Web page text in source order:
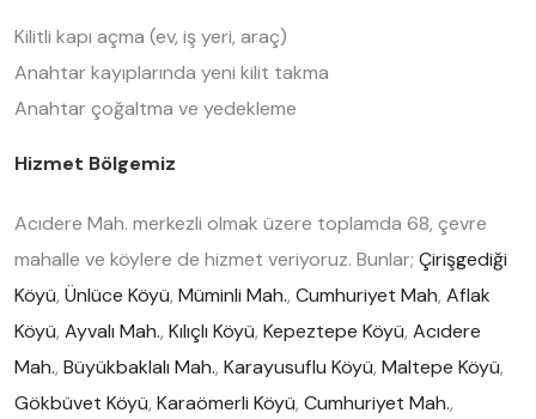
Kilitli kapı açma (ev, iş yeri, araç)
Anahtar kayıplarında yeni kilit takma
Anahtar çoğaltma ve yedekleme
Hizmet Bölgemiz
Acıdere Mah. merkezli olmak üzere toplamda 68, çevre
mahalle ve köylere de hizmet veriyoruz. Bunlar; Çirişgediği
Köyü, Ünlüce Köyü, Müminli Mah., Cumhuriyet Mah, Aflak
Köyü, Ayvalı Mah., Kılıçlı Köyü, Kepeztepe Köyü, Acıdere
Mah., Büyükbaklalı Mah., Karayusuflu Köyü, Maltepe Köyü,
Gökbüvet Köyü, Karaömerli Köyü, Cumhuriyet Mah.,